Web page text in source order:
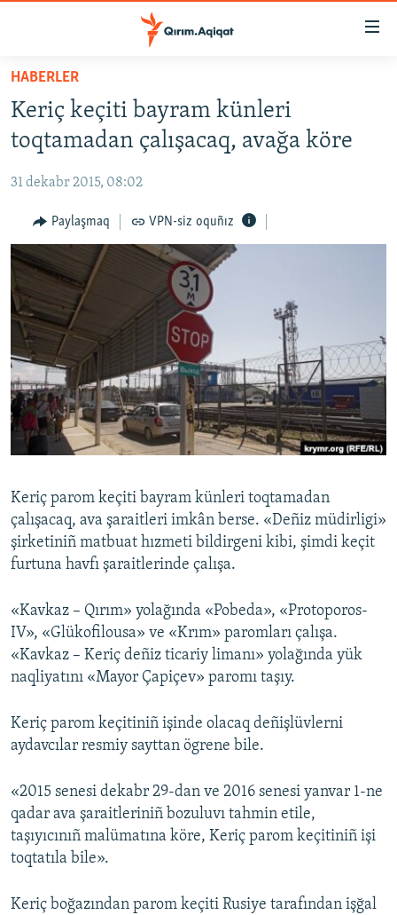
Esas
qaytmaq
Baş
navigatsiyağa
qaytmaq
qaytmaq
HABERLER
SİYASET
İQTİSADİYAT
CEMİYET
MEDENİYET
İNSAN AQLARI
VİDEO
SÜRET
BLOGLAR
FİKİR
Русский
Українською
QOŞULIÑIZ!
HABERLER
Keriç keçiti bayram künleri
toqtamadan çalışacaq, avağa köre
31 dekabr 2015, 08:02
Paylaşmaq VPN-siz oquñız
Keriç parom keçiti bayram künleri toqtamadan
çalışacaq, ava şaraitleri imkân berse. «Deñiz müdirligi»
şirketiniñ matbuat hızmeti bildirgeni kibi, şimdi keçit
furtuna havfı şaraitlerinde çalışa.
«Kavkaz – Qırım» yolağında «Pobeda», «Protoporos-
IV», «Glükofilousa» ve «Krım» paromları çalışa.
«Kavkaz – Keriç deñiz ticariy limanı» yolağında yük
naqliyatını «Mayor Çapiçev» paromı taşıy.
Keriç parom keçitiniñ işinde olacaq deñişlüvlerni
aydavcılar resmiy sayttan ögrene bile.
«2015 senesi dekabr 29-dan ve 2016 senesi yanvar 1-ne
qadar ava şaraitleriniñ bozuluvı tahmin etile,
taşıyıcınıñ malümatına köre, Keriç parom keçitiniñ işi
toqtatıla bile».
Keriç boğazından parom keçiti Rusiye tarafından işğal